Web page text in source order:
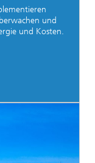
und
und Kosten.